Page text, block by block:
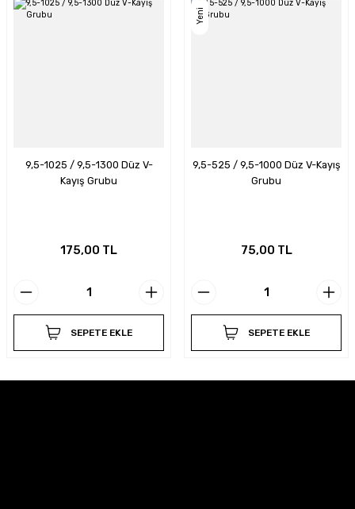
9,5-1025 / 9,5-1300 Düz V-
Kayış Grubu
175,00 TL
SEPETE EKLE
Yeni
9,5-525 / 9,5-1000 Düz V-Kayış
Grubu
75,00 TL
SEPETE EKLE